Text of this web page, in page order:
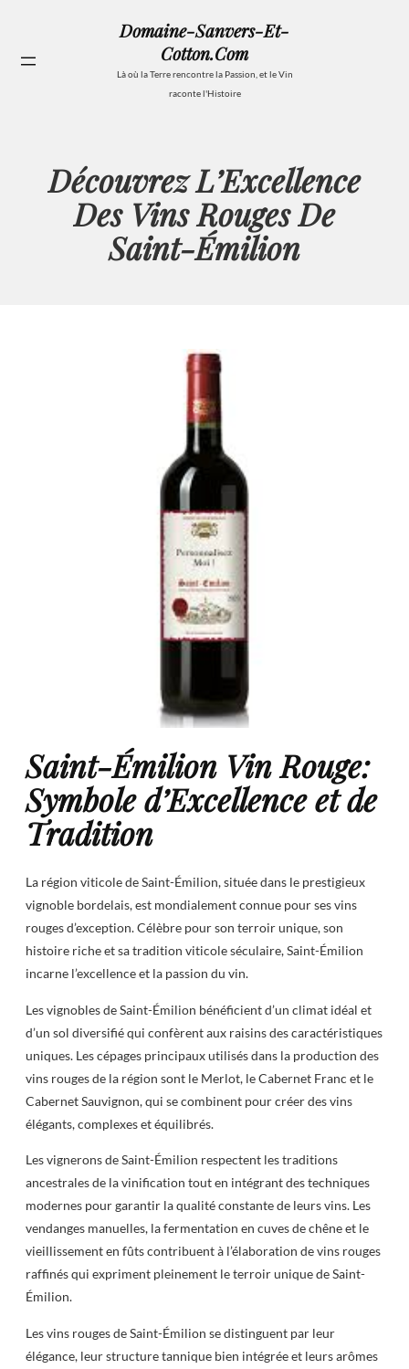
contenu
Domaine-Sanvers-Et-
Cotton.com
Là où la Terre rencontre la Passion, et le Vin
raconte l'Histoire
Découvrez L’Excellence
Des Vins Rouges De
Saint-Émilion
Saint-Émilion Vin Rouge:
Symbole d’Excellence et de
Tradition
La région viticole de Saint-Émilion, située dans le prestigieux
vignoble bordelais, est mondialement connue pour ses vins
rouges d’exception. Célèbre pour son terroir unique, son
histoire riche et sa tradition viticole séculaire, Saint-Émilion
incarne l’excellence et la passion du vin.
Les vignobles de Saint-Émilion bénéficient d’un climat idéal et
d’un sol diversifié qui confèrent aux raisins des caractéristiques
uniques. Les cépages principaux utilisés dans la production des
vins rouges de la région sont le Merlot, le Cabernet Franc et le
Cabernet Sauvignon, qui se combinent pour créer des vins
élégants, complexes et équilibrés.
Les vignerons de Saint-Émilion respectent les traditions
ancestrales de la vinification tout en intégrant des techniques
modernes pour garantir la qualité constante de leurs vins. Les
vendanges manuelles, la fermentation en cuves de chêne et le
vieillissement en fûts contribuent à l’élaboration de vins rouges
raffinés qui expriment pleinement le terroir unique de Saint-
Émilion.
Les vins rouges de Saint-Émilion se distinguent par leur
élégance, leur structure tannique bien intégrée et leurs arômes